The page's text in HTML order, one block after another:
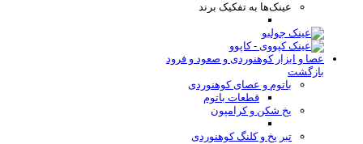
عینک‌ها به تفکیک برند
عصا و ابزار کوهنوردی و صعود و فرود
بازگشت
باتوم و عصای کوهنوردی
قطعات باتوم
یخ شکن و کرامپون
تبر یخ و کلنگ کوهنوردی